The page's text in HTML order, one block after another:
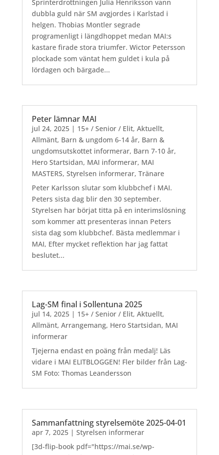
Sprinterdrottningen Julia Henriksson vann
dubbla guld när SM avgjordes i Karlstad i
helgen. Thobias Montler segrade
programenligt i längdhoppet medan MAI:s
kastare firade stora triumfer. Wictor Petersson
plockade som väntat hem guldet i kula på
lördagen och bärgade...
Peter lämnar MAI
jul 24, 2025| 15+ / Senior / Elit, Aktuellt,
Allmänt, Barn & ungdom 6-14 år, Barn &
ungdomsutskottet informerar, Barn 7-10 år,
Hero Startsidan, MAI informerar, MAI
MASTERS, Styrelsen informerar, Tränare
Peter Karlsson slutar som klubbchef i MAI.
Peters sista dag blir den 30 september.
Styrelsen har börjat titta på en interimslösning
som kommer att presenteras innan Peters
sista dag som klubbchef. Bästa medlemmar i
MAI, Efter mycket reflektion har jag fattat
beslutet...
Lag-SM final i Sollentuna 2025
jul 14, 2025| 15+ / Senior / Elit, Aktuellt,
Allmänt, Arrangemang, Hero Startsidan, MAI
informerar
Tjejerna endast en poäng från medalj! Läs
vidare i MAI ELITBLOGGEN! Fler bilder från Lag-
SM Foto: Thomas Leandersson
Sammanfattning styrelsemöte 2025-04-01
apr 7, 2025| Styrelsen informerar
[3d-flip-book pdf="https://mai.se/wp-